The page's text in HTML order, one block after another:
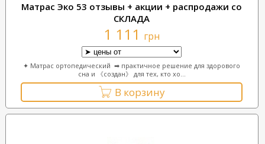
Матрас Эко 53 отзывы + акции + распродажи со
СКЛАДА
1 111 грн
✦ Матрас ортопедический ➡ практичное решение для здорового
сна и 《создан》 для тех, кто хо...
В корзину